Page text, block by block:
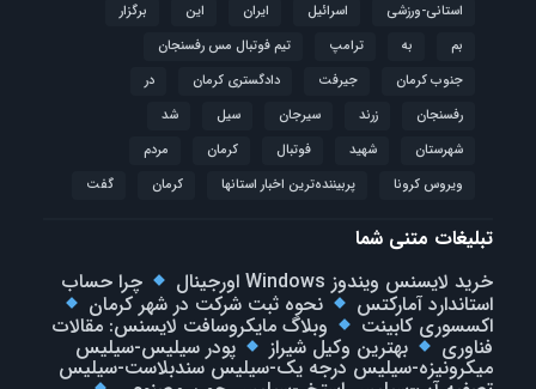
استانی-ورزشی
اسرائیل ایران این
برگزار
بم
به ترامپ
تیم فوتبال مس رفسنجان
جنوب کرمان
جیرفت دادگستری کرمان
در
رفسنجان
زرند سیرجان سیل
شد
شهرستان
شهید فوتبال كرمان
مردم
ویروس کرونا
پربیننده‌ترین اخبار استانها کرمان گفت
تبلیغات متنی شما
خرید لایسنس ویندوز Windows اورجینال
چرا حساب
استاندارد آمارکتس نحوه ثبت شرکت در شهر کرمان
اکسسوری کابینت وبلاگ مایکروسافت لایسنس: مقالات
فناوری بهترین وکیل شیراز پودر سیلیس-سیلیس
میکرونیزه-سیلیس درجه یک-سیلیس سندبلاست-سیلیس